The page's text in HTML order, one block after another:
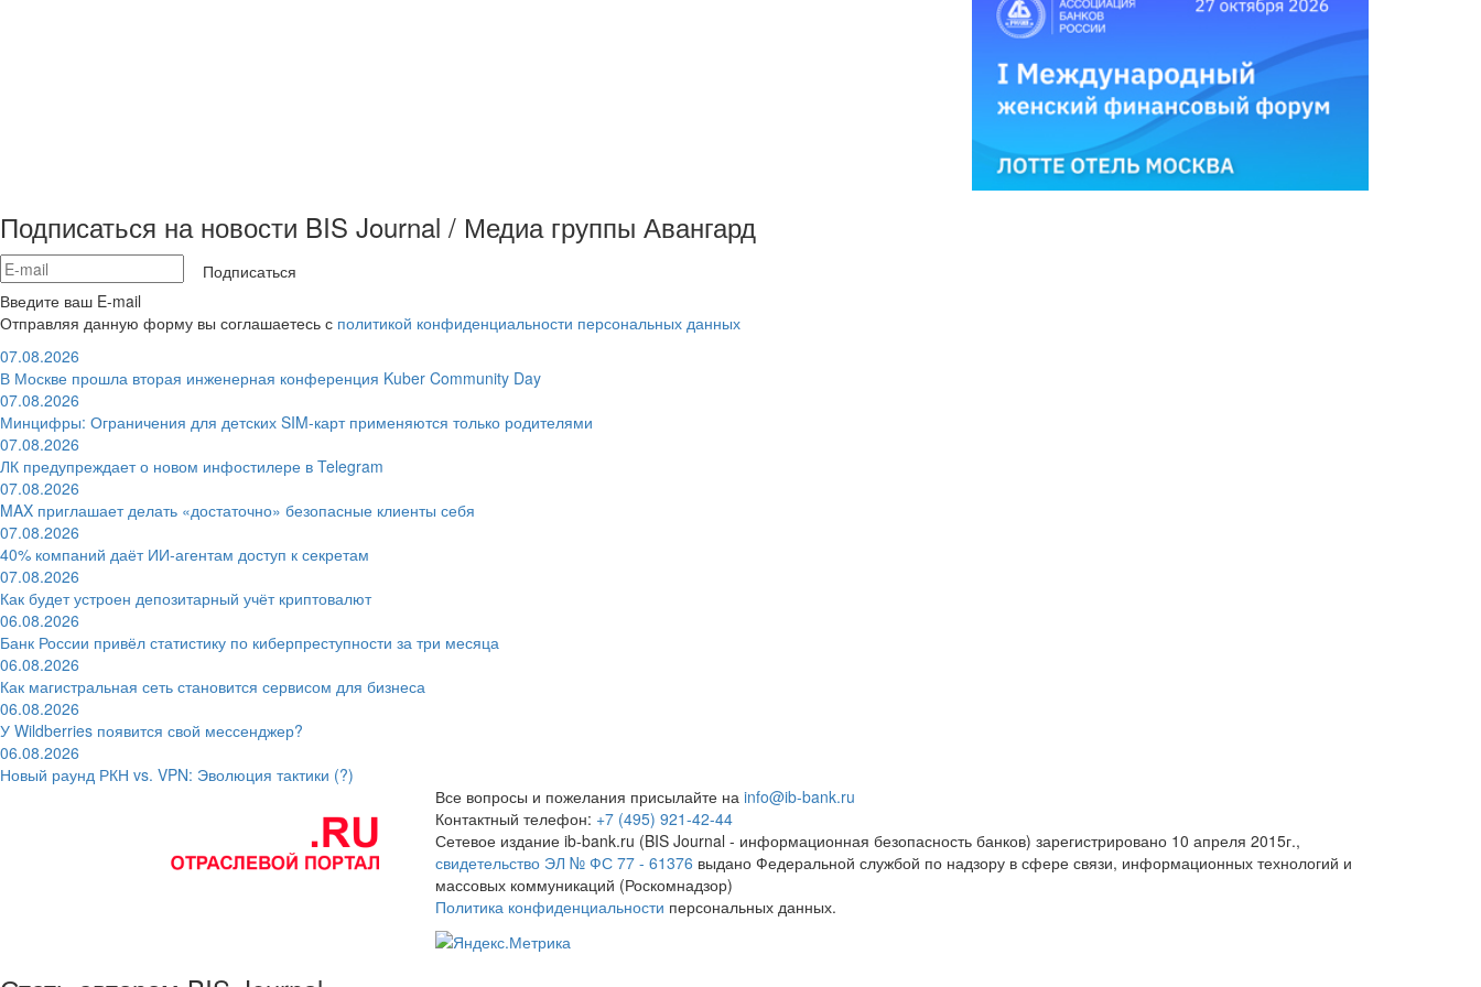
Подписаться на новости BIS Journal / Медиа группы Авангард
Подписаться
Введите ваш E-mail
Отправляя данную форму вы соглашаетесь с политикой конфиденциальности персональных данных
07.08.2026
В Москве прошла вторая инженерная конференция Kuber Community Day
07.08.2026
Минцифры: Ограничения для детских SIM-карт применяются только родителями
07.08.2026
ЛК предупреждает о новом инфостилере в Telegram
07.08.2026
MAX приглашает делать «достаточно» безопасные клиенты себя
07.08.2026
40% компаний даёт ИИ‑агентам доступ к секретам
07.08.2026
Как будет устроен депозитарный учёт криптовалют
06.08.2026
Банк России привёл статистику по киберпреступности за три месяца
06.08.2026
Как магистральная сеть становится сервисом для бизнеса
06.08.2026
У Wildberries появится свой мессенджер?
06.08.2026
Новый раунд РКН vs. VPN: Эволюция тактики (?)
Все вопросы и пожелания присылайте на info@ib-bank.ru
Контактный телефон: +7 (495) 921-42-44
Сетевое издание ib-bank.ru (BIS Journal - информационная безопасность банков) зарегистрировано 10 апреля 2015г.,
свидетельство ЭЛ № ФС 77 - 61376 выдано Федеральной службой по надзору в сфере связи, информационных технологий и
массовых коммуникаций (Роскомнадзор)
Политика конфиденциальности персональных данных.